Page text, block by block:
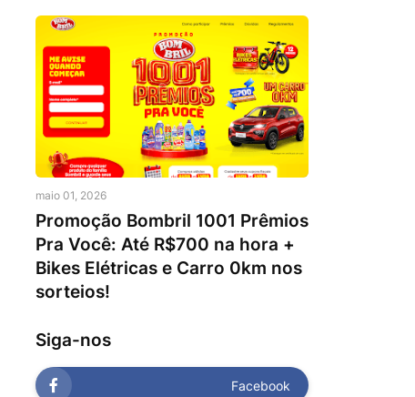
maio 01, 2026
Promoção Bombril 1001 Prêmios
Pra Você: Até R$700 na hora +
Bikes Elétricas e Carro 0km nos
sorteios!
Siga-nos
Facebook